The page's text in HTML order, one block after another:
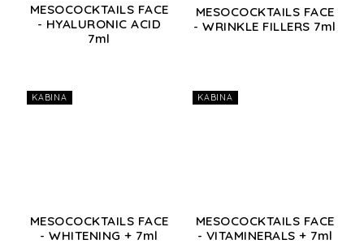
MESOCOCKTAILS FACE
- HYALURONIC ACID
7ml
MESOCOCKTAILS FACE
- WRINKLE FILLERS 7ml
KABINA
MESOCOCKTAILS FACE
- WHITENING + 7ml
KABINA
MESOCOCKTAILS FACE
- VITAMINERALS + 7ml